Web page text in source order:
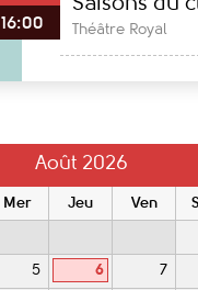
16:00 Théâtre Royal
Août 2026
Mer Jeu Ven
5 6 7